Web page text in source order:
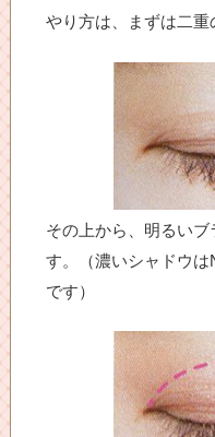
やり方は、まずは二重
その上から、明るい
す。（濃いシャドウ
です）